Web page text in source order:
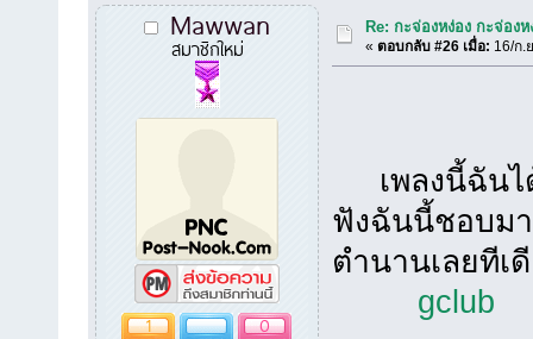
Mawwan
สมาชิกใหม่
1 0
Re: กะจ่องหง่อง กะจ่องห
«ตอบกลับ #26 เมื่อ: 16/ก.
เพลงนี้ฉันไ
ฟังฉันนี้ชอบมา
ตำนานเลยที
gclub